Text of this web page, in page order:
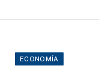
ECONOMÍA